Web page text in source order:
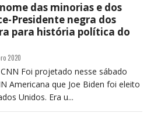
das minorias e dos
Presidente negra dos
para história política do
2020
Foi projetado nesse sábado
Americana que Joe Biden foi eleito
Unidos. Era u...